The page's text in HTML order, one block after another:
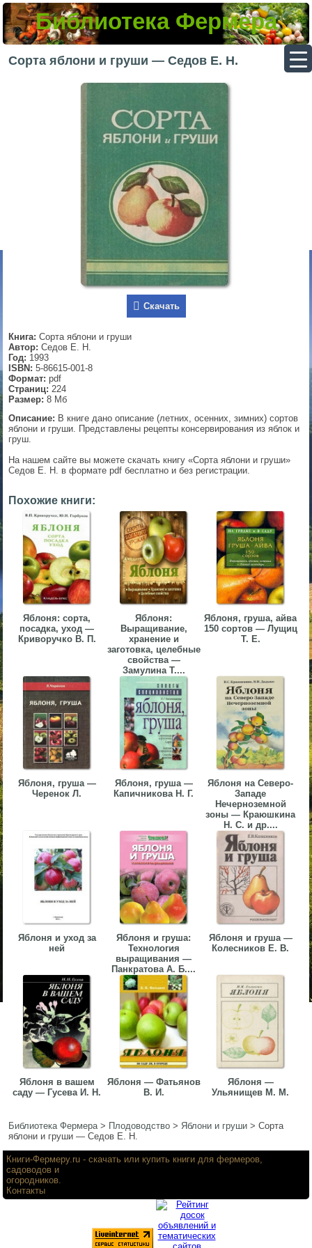
Библиотека Фермера
Сорта яблони и груши — Седов Е. Н.
Скачать
Книга: Сорта яблони и груши
Автор: Седов Е. Н.
Год: 1993
ISBN: 5-86615-001-8
Формат: pdf
Страниц: 224
Размер: 8 Мб
Описание: В книге дано описание (летних, осенних, зимних) сортов
яблони и груши. Представлены рецепты консервирования из яблок и
груш.
На нашем сайте вы можете скачать книгу «Сорта яблони и груши»
Седов Е. Н. в формате pdf бесплатно и без регистрации.
Похожие книги:
Яблоня: сорта,
посадка, уход —
Криворучко В. П.
Яблоня:
Выращивание,
хранение и
заготовка, целебные
свойства —
Замулина Т....
Яблоня, груша, айва
150 сортов — Лущиц
Т. Е.
Яблоня, груша —
Черенок Л.
Яблоня, груша —
Капичникова Н. Г.
Яблоня на Северо-
Западе
Нечерноземной
зоны — Краюшкина
Н. С. и др....
Яблоня и уход за
ней
Яблоня и груша:
Технология
выращивания —
Панкратова А. Б....
Яблоня и груша —
Колесников Е. В.
Яблоня в вашем
саду — Гусева И. Н.
Яблоня — Фатьянов
В. И.
Яблоня —
Ульянищев М. М.
Библиотека Фермера> Плодоводство > Яблони и груши >Сорта
яблони и груши — Седов Е. Н.
▼
▼
▼
▼
▼
▼
▼
Книги-Фермеру.ru - скачать или купить книги для фермеров,
садоводов и
огородников.
Контакты